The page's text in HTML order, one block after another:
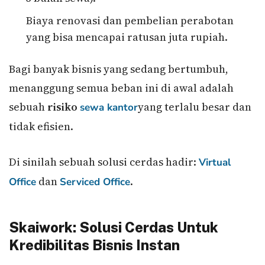
Biaya renovasi dan pembelian perabotan
yang bisa mencapai ratusan juta rupiah.
Bagi banyak bisnis yang sedang bertumbuh,
menanggung semua beban ini di awal adalah
sebuah risiko sewa kantoryang terlalu besar dan
tidak efisien.
Di sinilah sebuah solusi cerdas hadir: Virtual
Office dan Serviced Office.
Skaiwork: Solusi Cerdas Untuk
Kredibilitas Bisnis Instan